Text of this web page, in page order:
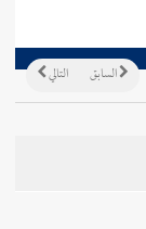
التالي السابق